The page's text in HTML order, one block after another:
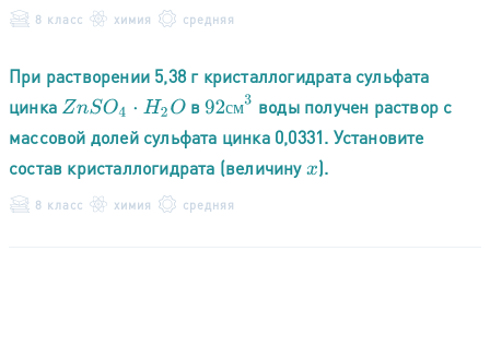
8 класс химия средняя
При растворении 5,38 г кристаллогидрата сульфата
цинка ZnSO4⋅H 2O в см
92см3 воды получен раствор с
массовой долей сульфата цинка 0,0331. Установите
состав кристаллогидрата (величинуx).
8 класс химия средняя